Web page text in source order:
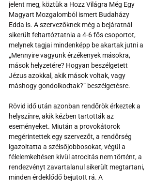
jelent meg, köztük a Hozz Világra Még Egy
Magyart Mozgalomból ismert Budaházy
Edda is. A szervezőknek még a bejáratnál
sikerült feltartóztatnia a 4-6 fős csoportot,
melynek tagjai mindenképp be akartak jutni a
„Mennyire vagyunk érzékenyek másokra,
mások helyzetére? Hogyan beszélgetett
Jézus azokkal, akik mások voltak, vagy
máshogy gondolkodtak?” beszélgetésre.
Rövid idő után azonban rendőrök érkeztek a
helyszínre, akik kézben tartották az
eseményeket. Miután a provokátorok
megérintettek egy szervezőt, a rendőrség
igazoltatta a szélsőjobbosokat, végül a
félelemkeltésen kívül atrocitás nem történt, a
rendezvényt zavartalanul sikerült megtartani,
minden érdeklődő bejutott rá. A